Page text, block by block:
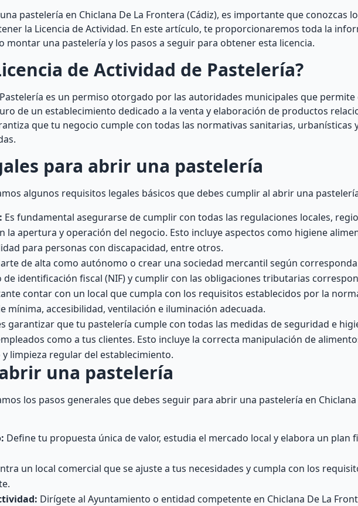
pastelería en Chiclana De La Frontera (Cádiz), es importante que conozcas
la Licencia de Actividad. En este artículo, te proporcionaremos toda la
montar una pastelería y los pasos a seguir para obtener esta licencia.
de Actividad de Pastelería?
es un permiso otorgado por las autoridades municipales que permite
de un establecimiento dedicado a la venta y elaboración de productos
que tu negocio cumple con todas las normativas sanitarias, urbanísticas
para abrir una pastelería
algunos requisitos legales básicos que debes cumplir al abrir una
Es fundamental asegurarse de cumplir con todas las regulaciones locales,
la apertura y operación del negocio. Esto incluye aspectos como higiene
para personas con discapacidad, entre otros.
de alta como autónomo o crear una sociedad mercantil según
identificación fiscal (NIF) y cumplir con las obligaciones tributarias
contar con un local que cumpla con los requisitos establecidos por la
mínima, accesibilidad, ventilación e iluminación adecuada.
garantizar que tu pastelería cumple con todas las medidas de seguridad e
como a tus clientes. Esto incluye la correcta manipulación de
limpieza regular del establecimiento.
una pastelería
los pasos generales que debes seguir para abrir una pastelería en Chiclana
Define tu propuesta única de valor, estudia el mercado local y elabora un plan
un local comercial que se ajuste a tus necesidades y cumpla con los
Dirígete al Ayuntamiento o entidad competente en Chiclana De La